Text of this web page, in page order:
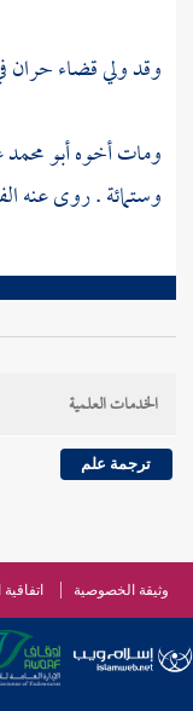
وقد ولي قضاءحران
ومات أخوهأبو
وستمائة . روى عنه
الخدمات العلمية
ترجمة علم
وثيقة الخصوصية